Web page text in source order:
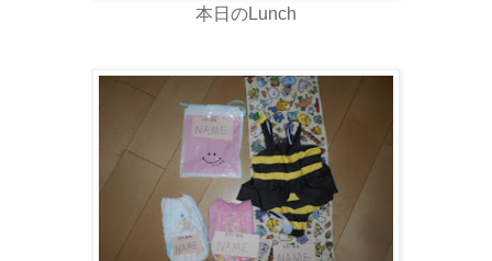
本日のLunch